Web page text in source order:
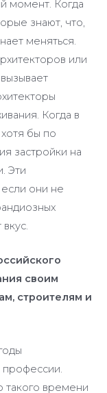
момент. Когда
знают, что,
меняться.
или
Когда в
бы по
застройки на
Эти
они не
своим
строителям и
профессии.
такого времени